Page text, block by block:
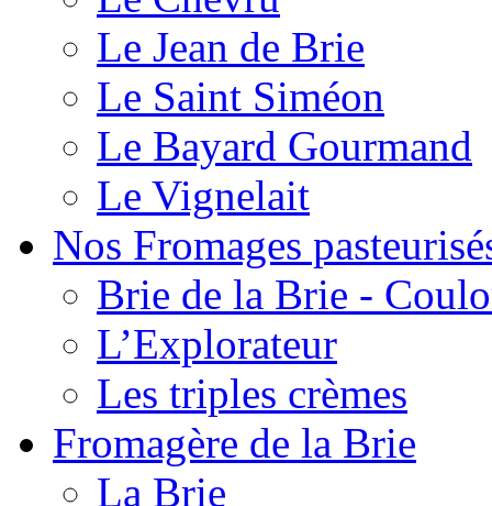
Le Jean de Brie
Le Saint Siméon
Le Bayard Gourmand
Le Vignelait
Nos Fromages
Brie de la Brie -
L’Explorateur
Les triples crèmes
Fromagère de la Brie
La Brie